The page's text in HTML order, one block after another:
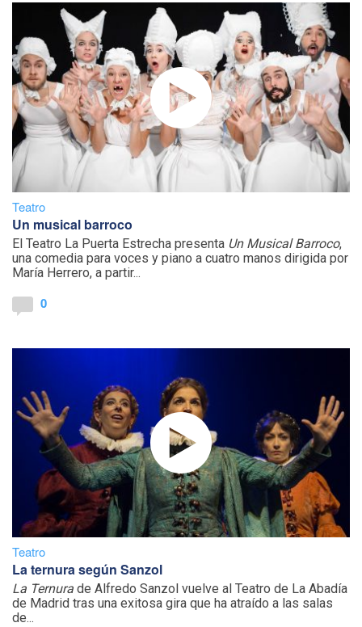
Teatro
Un musical barroco
El Teatro La Puerta Estrecha presenta Un Musical Barroco,
una comedia para voces y piano a cuatro manos dirigida por
María Herrero, a partir...
0
Teatro
La ternura según Sanzol
La Ternura de Alfredo Sanzol vuelve al Teatro de La Abadía
de Madrid tras una exitosa gira que ha atraído a las salas
de...